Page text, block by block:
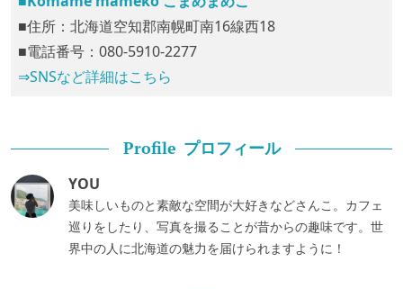
■住所：北海道空知郡南幌町南16線西18
■電話番号：080-5910-2277
⇒SNSなど詳細はこちら
Profile プロフィール
YOU
美味しいものと素敵な空間が大好きなどさんこ。カフェ
巡りをしたり、写真を撮ることが昔からの趣味です。世
界中の人に北海道の魅力を届けられますように！